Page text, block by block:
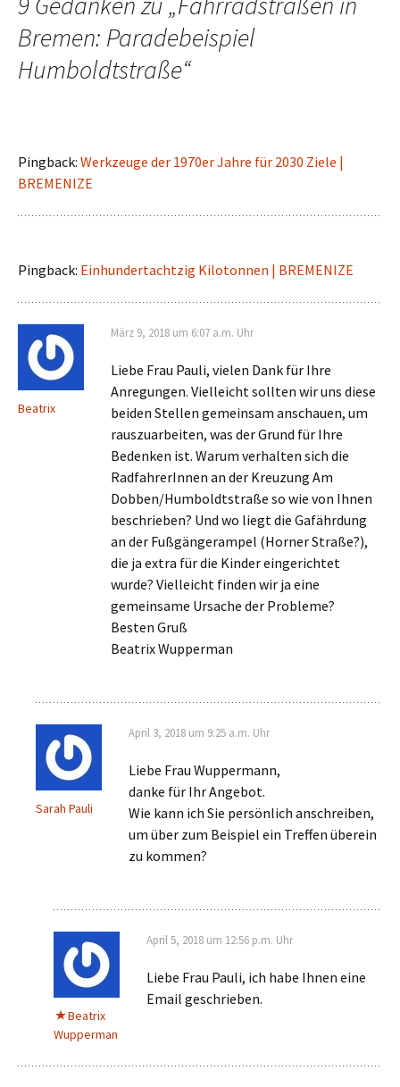
Bremen: Paradebeispiel
Humboldtstraße“
Pingback: Werkzeuge der 1970er Jahre für 2030 Ziele |
BREMENIZE
Pingback: Einhundertachtzig Kilotonnen | BREMENIZE
Beatrix
März 9, 2018 um 6:07 a.m. Uhr
Liebe Frau Pauli, vielen Dank für Ihre
Anregungen. Vielleicht sollten wir uns diese
beiden Stellen gemeinsam anschauen, um
rauszuarbeiten, was der Grund für Ihre
Bedenken ist. Warum verhalten sich die
RadfahrerInnen an der Kreuzung Am
Dobben/Humboldtstraße so wie von Ihnen
beschrieben? Und wo liegt die Gafährdung
an der Fußgängerampel (Horner Straße?),
die ja extra für die Kinder eingerichtet
wurde? Vielleicht finden wir ja eine
gemeinsame Ursache der Probleme?
Besten Gruß
Beatrix Wupperman
Sarah Pauli
April 3, 2018 um 9:25 a.m. Uhr
Liebe Frau Wuppermann,
danke für Ihr Angebot.
Wie kann ich Sie persönlich anschreiben,
um über zum Beispiel ein Treffen überein
zu kommen?
Beatrix
Wupperman
April 5, 2018 um 12:56 p.m. Uhr
Liebe Frau Pauli, ich habe Ihnen eine
Email geschrieben.